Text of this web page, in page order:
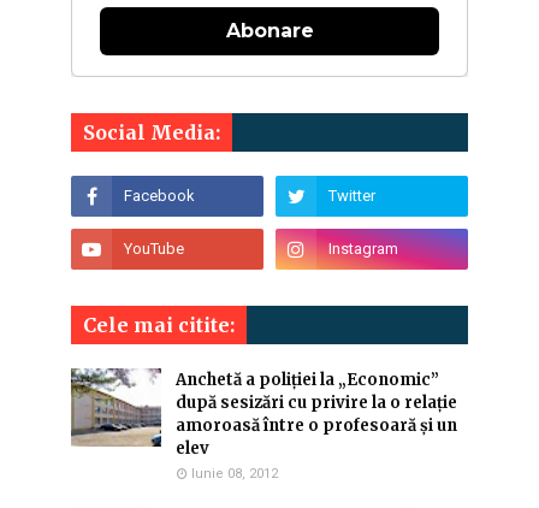
Abonare
Social Media:
Cele mai citite:
Anchetă a poliției la „Economic”
după sesizări cu privire la o relație
amoroasă între o profesoară și un
elev
Iunie 08, 2012